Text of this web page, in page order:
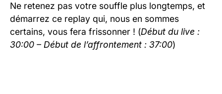
Ne retenez pas votre souffle plus longtemps, et
démarrez ce replay qui, nous en sommes
certains, vous fera frissonner ! (Début du live :
30:00 – Début de l’affrontement : 37:00)